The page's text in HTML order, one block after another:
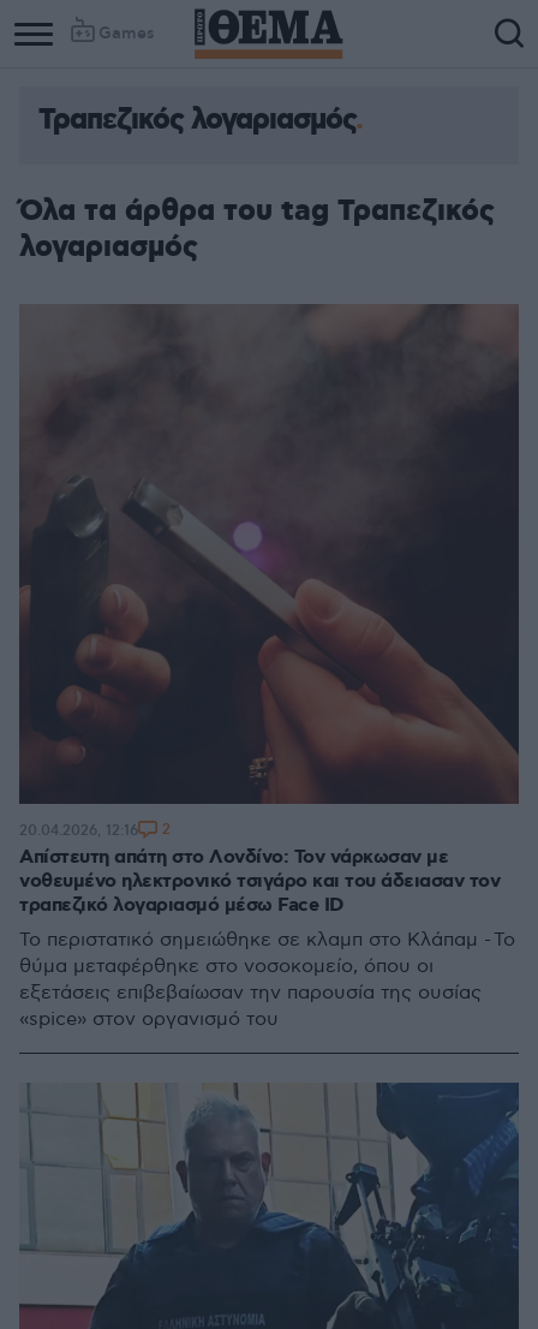
Games
Τραπεζικός λογαριασμός
Όλα τα άρθρα του tag Τραπεζικός
λογαριασμός
Απίστευτη απάτη στο Λονδίνο: Τον νάρκωσαν με
νοθευμένο ηλεκτρονικό τσιγάρο και του άδειασαν τον
τραπεζικό λογαριασμό μέσω Face ID
Το περιστατικό σημειώθηκε σε κλαμπ στο Κλάπαμ - Το
θύμα μεταφέρθηκε στο νοσοκομείο, όπου οι
εξετάσεις επιβεβαίωσαν την παρουσία της ουσίας
«spice» στον οργανισμό του
20.04.2026, 12:16 2